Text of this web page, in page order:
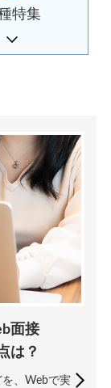
特集
面接
は？
、Webで実